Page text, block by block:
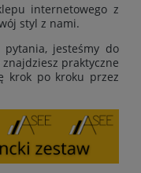
internetowego z
styl z nami.
pytania, jesteśmy do
praktyczne
krok po kroku przez